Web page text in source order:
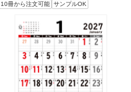
10冊から注文可能 サンプルOK